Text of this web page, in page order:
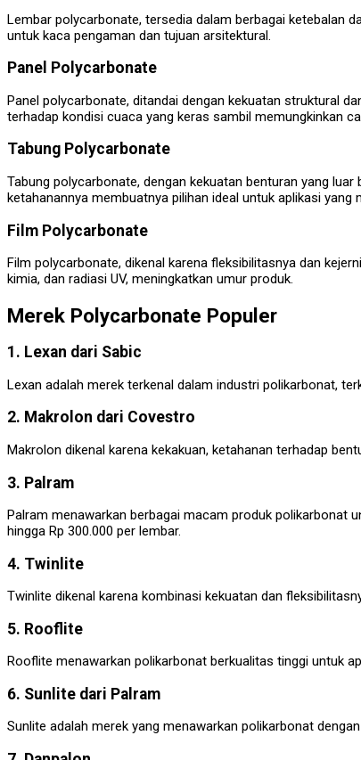
Lembar polycarbonate, tersedia dalam berbagai ketebalan
untuk kaca pengaman dan tujuan arsitektural.
Panel Polycarbonate
Panel polycarbonate, ditandai dengan kekuatan struktural
terhadap kondisi cuaca yang keras sambil memungkinkan
Tabung Polycarbonate
Tabung polycarbonate, dengan kekuatan benturan yang
ketahanannya membuatnya pilihan ideal untuk aplikasi yang
Film Polycarbonate
Film polycarbonate, dikenal karena fleksibilitasnya dan
kimia, dan radiasi UV, meningkatkan umur produk.
Merek Polycarbonate Populer
1. Lexan dari Sabic
Lexan adalah merek terkenal dalam industri polikarbonat,
2. Makrolon dari Covestro
Makrolon dikenal karena kekakuan, ketahanan terhadap
3. Palram
Palram menawarkan berbagai macam produk polikarbonat
hingga Rp 300.000 per lembar.
4. Twinlite
Twinlite dikenal karena kombinasi kekuatan dan
5. Rooflite
Rooflite menawarkan polikarbonat berkualitas tinggi untuk
6. Sunlite dari Palram
Sunlite adalah merek yang menawarkan polikarbonat